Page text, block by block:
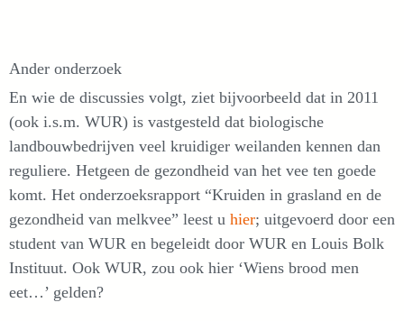
Ander onderzoek
En wie de discussies volgt, ziet bijvoorbeeld dat in 2011
(ook i.s.m. WUR) is vastgesteld dat biologische
landbouwbedrijven veel kruidiger weilanden kennen dan
reguliere. Hetgeen de gezondheid van het vee ten goede
komt. Het onderzoeksrapport “Kruiden in grasland en de
gezondheid van melkvee” leest u hier; uitgevoerd door een
student van WUR en begeleidt door WUR en Louis Bolk
Instituut. Ook WUR, zou ook hier ‘Wiens brood men
eet…’ gelden?